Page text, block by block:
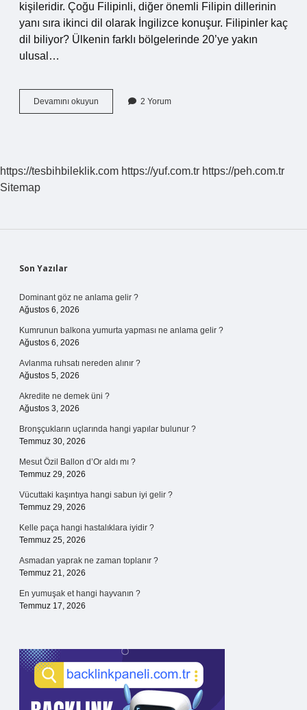
kişileridir. Çoğu Filipinli, diğer önemli Filipin dillerinin
yanı sıra ikinci dil olarak İngilizce konuşur. Filipinler kaç
dil biliyor? Ülkenin farklı bölgelerinde 20’ye yakın
ulusal…
Devamını okuyun Türkiyede
Kaç
2 Yorum
https://tesbihbileklik.com https://yuf.com.tr https://peh.com.tr
Sitemap
Sidebar
Son Yazılar
Dominant göz ne anlama gelir ?
Ağustos 6, 2026
Kumrunun balkona yumurta yapması ne anlama gelir ?
Ağustos 6, 2026
Avlanma ruhsatı nereden alınır ?
Ağustos 5, 2026
Akredite ne demek üni ?
Ağustos 3, 2026
Bronşçukların uçlarında hangi yapılar bulunur ?
Temmuz 30, 2026
Mesut Özil Ballon d’Or aldı mı ?
Temmuz 29, 2026
Vücuttaki kaşıntıya hangi sabun iyi gelir ?
Temmuz 29, 2026
Kelle paça hangi hastalıklara iyidir ?
Temmuz 25, 2026
Asmadan yaprak ne zaman toplanır ?
Temmuz 21, 2026
En yumuşak et hangi hayvanın ?
Temmuz 17, 2026